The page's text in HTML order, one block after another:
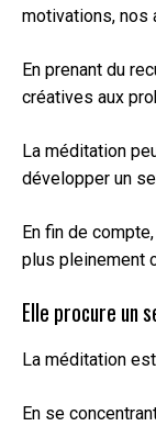
motivations, nos
En prenant du
créatives aux
La méditation
développer un
En fin de
plus pleinement
Elle procure un
La méditation
En se